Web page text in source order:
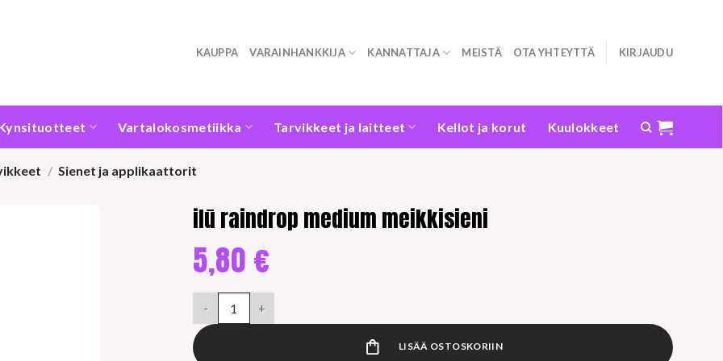
KAUPPA VARAINHANKKIJA KANNATTAJA MEISTÄ OTA YHTEYTTÄ KIRJAUDU
Vartalokosmetiikka Tarvikkeet ja laitteet Kellot ja korut Kuulokkeet
/ Sienet ja applikaattorit
ilū raindrop medium meikkisieni
5,80 €
LISÄÄ OSTOSKORIIN